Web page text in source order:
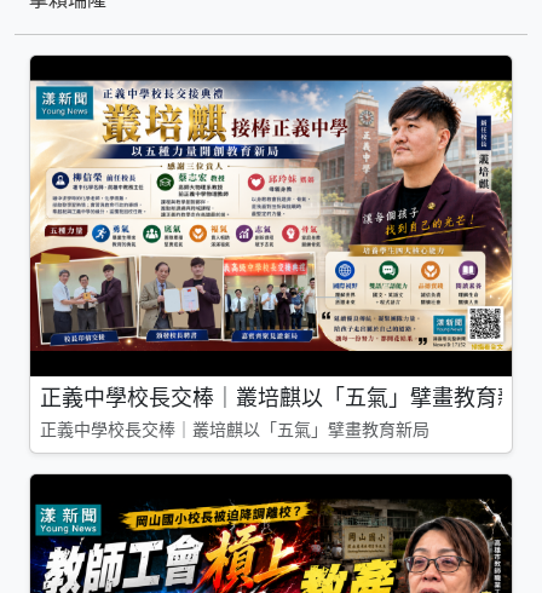
正義中學校長交棒｜叢培麒以「五氣」擘畫教育新局
正義中學校長交棒｜叢培麒以「五氣」擘畫教育新局